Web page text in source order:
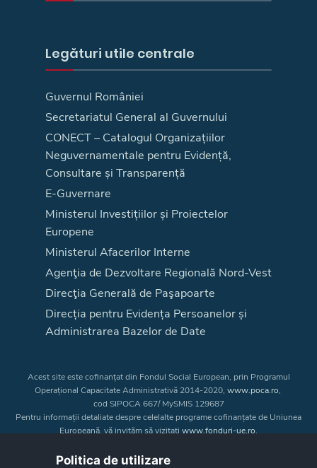
Legături utile centrale
Guvernul României
Secretariatul General al Guvernului
CONECT – Catalogul Organizațiilor
Neguvernamentale pentru Evidență,
Consultare și Transparență
E-Guvernare
Ministerul Investițiilor și Proiectelor
Europene
Ministerul Afacerilor Interne
Agenţia de Dezvoltare Regională Nord-Vest
Direcţia Generală de Paşapoarte
Direcția pentru Evidența Persoanelor și
Administrarea Bazelor de Date
Acest site este cofinanțat din Fondul Social European, prin Programul
Operațional Capacitate Administrativă 2014-2020, www.poca.ro,
cod SIPOCA 667/ MySMIS 129687
Pentru informații detaliate despre celelalte programe cofinanțate de Uniunea
Europeană, vă invităm să vizitați www.fonduri-ue.ro.
a Uniunii Europene. Întreaga responsabilitate asupra
Politica de utilizare